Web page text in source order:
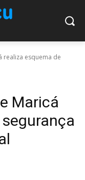
realiza esquema de
Maricá